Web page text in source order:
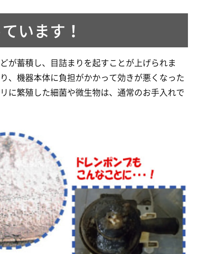
います！
が蓄積し、目詰まりを起すことが上げられま
、機器本体に負担がかかって効きが悪くなった
に繁殖した細菌や微生物は、通常のお手入れで